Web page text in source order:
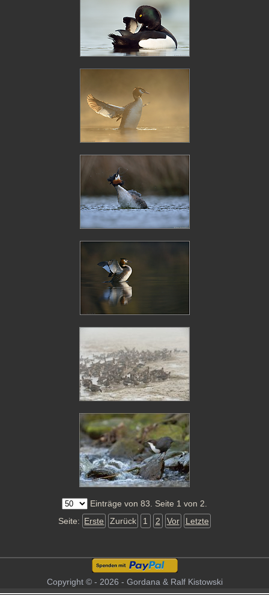
Einträge von 83. Seite 1 von 2.
Seite: Erste Zurück 1 2 Vor Letzte
Copyright © - 2026 - Gordana & Ralf Kistowski